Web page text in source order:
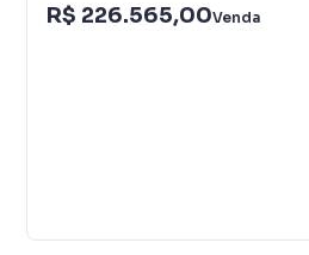
R$ 226.565,00Venda